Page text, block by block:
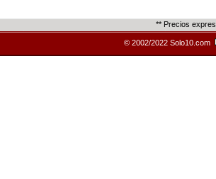
** Precios
© 2002/2022 Solo10.com